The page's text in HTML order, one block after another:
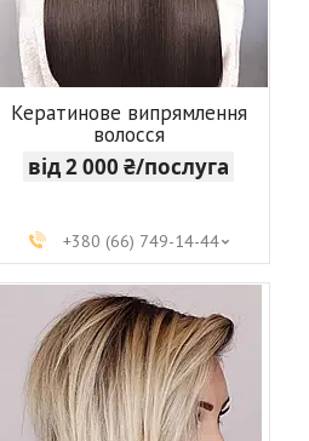
Кератинове випрямлення
волосся
від 2 000 ₴/послуга
+380 (66) 749-14-44